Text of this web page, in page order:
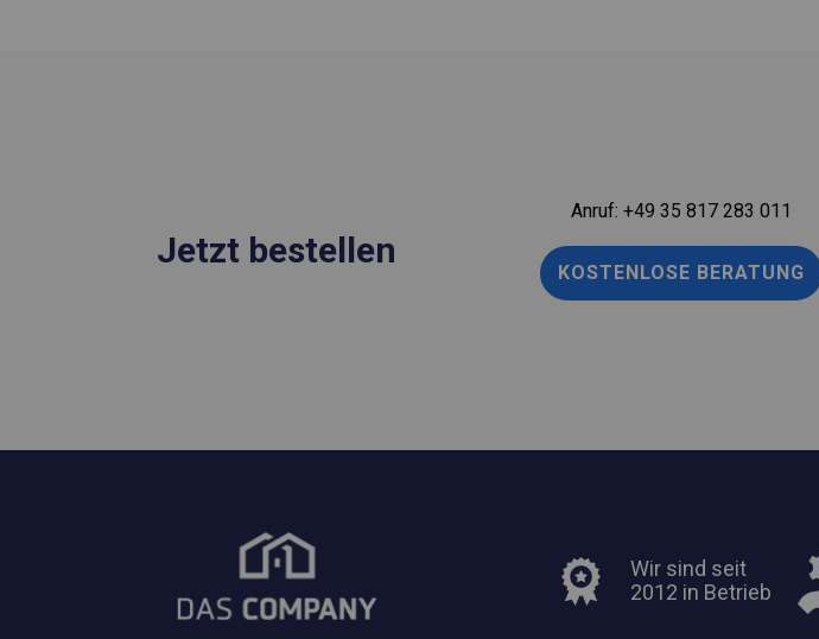
Jetzt bestellen
Anruf:+49 35 817 283 011
KOSTENLOSE BERATUNG
Wir sind seit
2012 in Betrieb